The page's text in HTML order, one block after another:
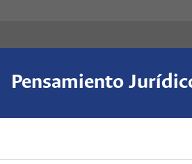
Pensamiento